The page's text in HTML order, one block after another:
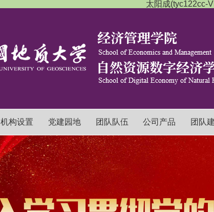
太阳成(tyc122cc-
机构设置 党建园地 团队队伍 公司产品 团队